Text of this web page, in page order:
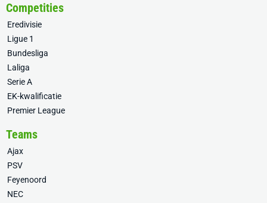
Competities
Eredivisie
Ligue 1
Bundesliga
Laliga
Serie A
EK-kwalificatie
Premier League
Teams
Ajax
PSV
Feyenoord
NEC